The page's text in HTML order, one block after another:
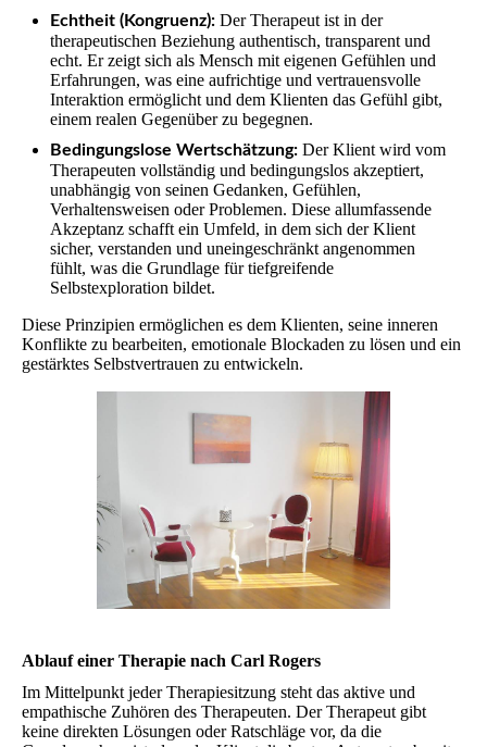
Echtheit (Kongruenz): Der Therapeut ist in der
therapeutischen Beziehung authentisch, transparent und
echt. Er zeigt sich als Mensch mit eigenen Gefühlen und
Erfahrungen, was eine aufrichtige und vertrauensvolle
Interaktion ermöglicht und dem Klienten das Gefühl gibt,
einem realen Gegenüber zu begegnen.
Bedingungslose Wertschätzung: Der Klient wird vom
Therapeuten vollständig und bedingungslos akzeptiert,
unabhängig von seinen Gedanken, Gefühlen,
Verhaltensweisen oder Problemen. Diese allumfassende
Akzeptanz schafft ein Umfeld, in dem sich der Klient
sicher, verstanden und uneingeschränkt angenommen
fühlt, was die Grundlage für tiefgreifende
Selbstexploration bildet.
Diese Prinzipien ermöglichen es dem Klienten, seine inneren
Konflikte zu bearbeiten, emotionale Blockaden zu lösen und ein
gestärktes Selbstvertrauen zu entwickeln.
Ablauf einer Therapie nach Carl Rogers
Im Mittelpunkt jeder Therapiesitzung steht das aktive und
empathische Zuhören des Therapeuten. Der Therapeut gibt
keine direkten Lösungen oder Ratschläge vor, da die